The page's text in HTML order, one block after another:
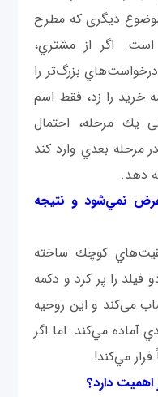
موضوع دیگری که مطرح
اگر از مشتري،
بزرگ‌تر را
خرید را زد، فقط اسم
يك مرحله، احتمال
مرحله بعدي وارد کند
دهد.
نمي‌شود و نتيجه
كوچك ساخته
را پر كرد و دكمه
می‌کند و اين روحيه
مي‌كند. اما اگر
مي‌كند!
اهميت دارد؟